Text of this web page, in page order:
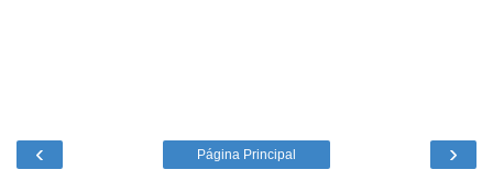
‹ ›
Página Principal